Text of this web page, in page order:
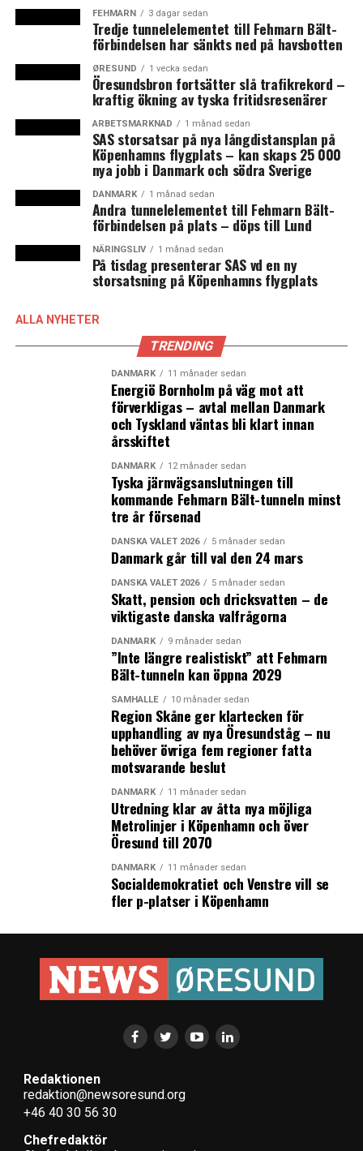
Danska staten kommer de närmaste åren att öka
anslagen till forskning för att leva upp till den så
ska satsa tre procent av BNP på forskning. (News
Maersk Oil och DUC investerar 21 miljarder i
återuppbyggnad av Tyra gasfältet i Nordsjön
Svåra förhandlingar kring nästa års danska statsbudget
– Løkke kallar Dansk Folkeparti till kvällsmöte
FEHMARN 3 dagar sedan
Tredje tunnelelementet till Fehmarn Bält-
förbindelsen har sänkts ned på havsbotten
ØRESUND 1 vecka sedan
Öresundsbron fortsätter slå trafikrekord –
kraftig ökning av tyska fritidsresenärer
ARBETSMARKNAD 1 månad sedan
SAS storsatsar på nya långdistansplan på
Köpenhamns flygplats – kan skaps 25 000
nya jobb i Danmark och södra Sverige
DANMARK 1 månad sedan
Andra tunnelelementet till Fehmarn Bält-
förbindelsen på plats – döps till Lund
NÄRINGSLIV 1 månad sedan
På tisdag presenterar SAS vd en ny
storsatsning på Köpenhamns flygplats
ALLA NYHETER
TRENDING
DANMARK 11 månader sedan
Energiö Bornholm på väg mot att
förverkligas – avtal mellan Danmark
och Tyskland väntas bli klart innan
årsskiftet
DANMARK 12 månader sedan
Tyska järnvägsanslutningen till
kommande Fehmarn Bält-tunneln minst
tre år försenad
DANSKA VALET 2026 5 månader sedan
Danmark går till val den 24 mars
DANSKA VALET 2026 5 månader sedan
Skatt, pension och dricksvatten – de
viktigaste danska valfrågorna
DANMARK 9 månader sedan
”Inte längre realistiskt” att Fehmarn
Bält-tunneln kan öppna 2029
SAMHÄLLE 10 månader sedan
Region Skåne ger klartecken för
upphandling av nya Öresundståg – nu
behöver övriga fem regioner fatta
motsvarande beslut
DANMARK 11 månader sedan
Utredning klar av åtta nya möjliga
Metrolinjer i Köpenhamn och över
Öresund till 2070
DANMARK 11 månader sedan
Socialdemokratiet och Venstre vill se
fler p-platser i Köpenhamn
Redaktionen
redaktion@newsoresund.org
+46 40 30 56 30
Chefredaktör